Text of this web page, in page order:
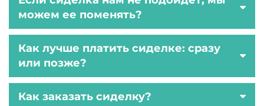
можем ее поменять?
Как лучше платить сиделке: сразу
или позже?
Как заказать сиделку?